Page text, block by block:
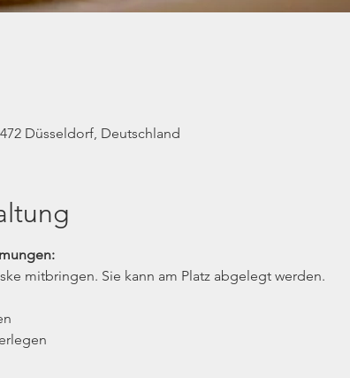
Düsseldorf, Deutschland
mitbringen. Sie kann am Platz abgelegt werden.